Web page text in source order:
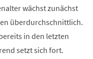
wächst zunächst
überdurchschnittlich.
in den letzten
setzt sich fort.